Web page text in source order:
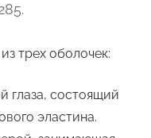
трех оболочек:
глаза, состоящий
эластина.